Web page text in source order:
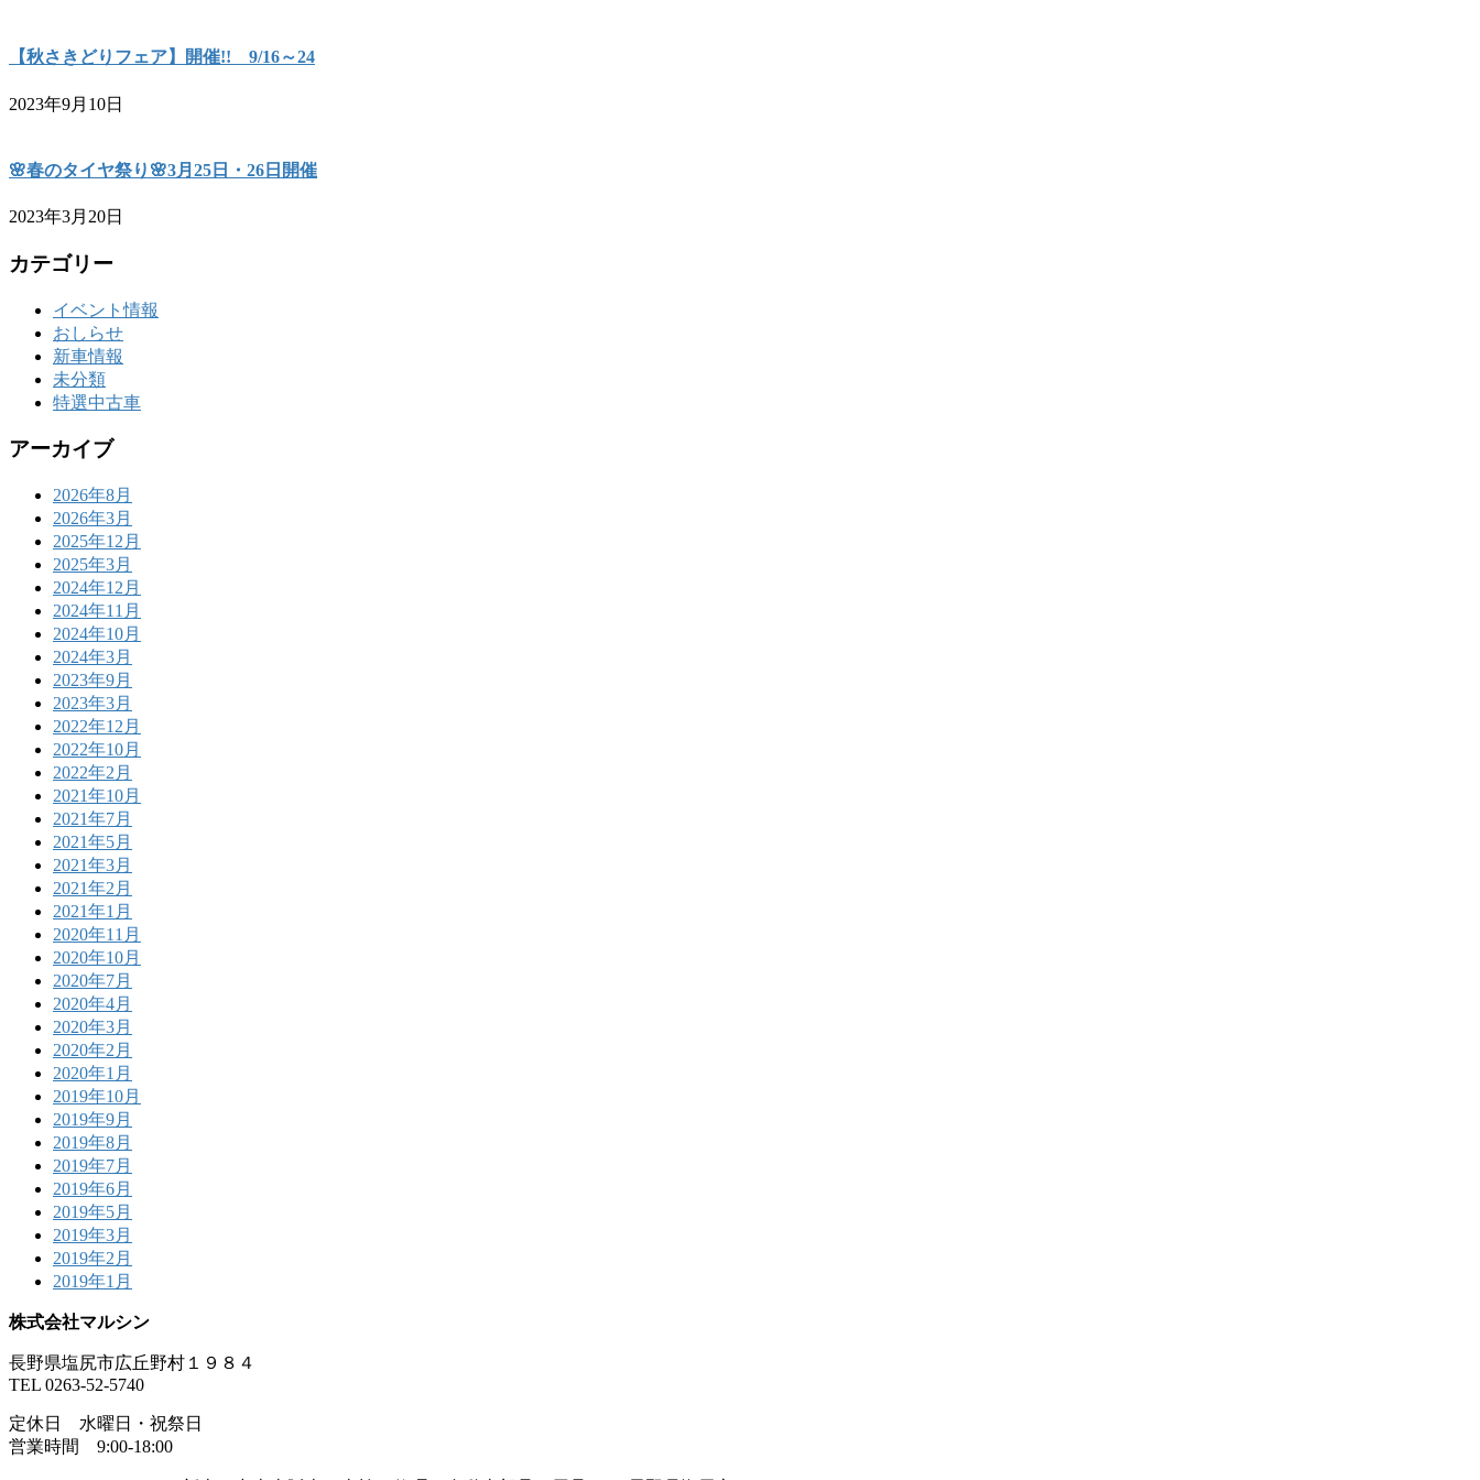
【秋さきどりフェア】開催!! 9/16～24
2023年9月10日
🌸春のタイヤ祭り🌸3月25日・26日開催
2023年3月20日
カテゴリー
イベント情報
おしらせ
新車情報
未分類
特選中古車
アーカイブ
2026年8月
2026年3月
2025年12月
2025年3月
2024年12月
2024年11月
2024年10月
2024年3月
2023年9月
2023年3月
2022年12月
2022年10月
2022年2月
2021年10月
2021年7月
2021年5月
2021年3月
2021年2月
2021年1月
2020年11月
2020年10月
2020年7月
2020年4月
2020年3月
2020年2月
2020年1月
2019年10月
2019年9月
2019年8月
2019年7月
2019年6月
2019年5月
2019年3月
2019年2月
2019年1月
株式会社マルシン
長野県塩尻市広丘野村１９８４
TEL 0263-52-5740
定休日 水曜日・祝祭日
営業時間 9:00-18:00